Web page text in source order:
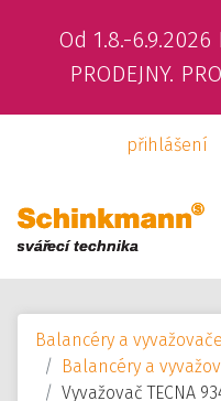
Od 1.8.-6.9.2026
PRODEJNY.
přihlášení
Balancéry a vyvažovače
Balancéry a
Vyvažovač TECNA